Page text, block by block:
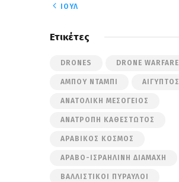
« ΙΟΎΛ
Ετικέτες
DRONES DRONE WARFARE
ΆΜΠΟΥ ΝΤΆΜΠΙ ΑΊΓΥΠΤΟΣ
ΑΝΑΤΟΛΙΚΉ ΜΕΣΌΓΕΙΟΣ
ΑΝΑΤΡΟΠΉ ΚΑΘΕΣΤΏΤΟΣ
ΑΡΑΒΙΚΌΣ ΚΌΣΜΟΣ
ΑΡΑΒΟ-ΙΣΡΑΗΛΙΝΉ ΔΙΑΜΆΧΗ
ΒΑΛΛΙΣΤΙΚΟΊ ΠΎΡΑΥΛΟΙ